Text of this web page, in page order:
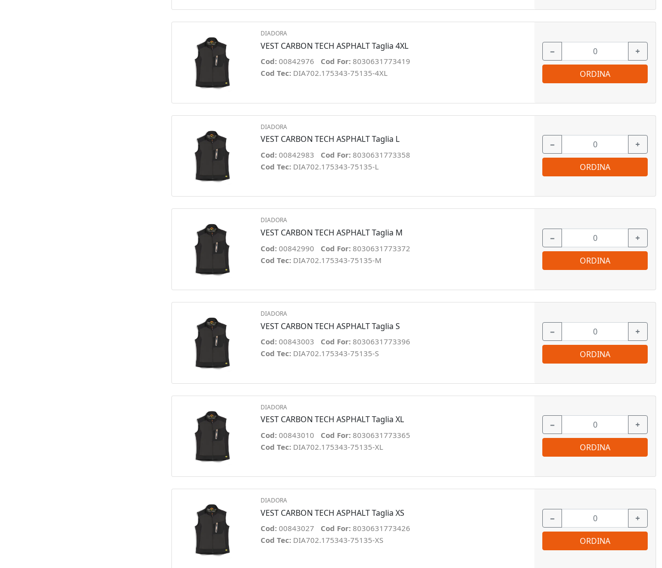
DIADORA
VEST CARBON TECH ASPHALT Taglia 4XL
Cod: 00842976 Cod For: 8030631773419
Cod Tec: DIA702.175343-75135-4XL
− +
ORDINA
DIADORA
VEST CARBON TECH ASPHALT Taglia L
Cod: 00842983 Cod For: 8030631773358
Cod Tec: DIA702.175343-75135-L
− +
ORDINA
DIADORA
VEST CARBON TECH ASPHALT Taglia M
Cod: 00842990 Cod For: 8030631773372
Cod Tec: DIA702.175343-75135-M
− +
ORDINA
DIADORA
VEST CARBON TECH ASPHALT Taglia S
Cod: 00843003 Cod For: 8030631773396
Cod Tec: DIA702.175343-75135-S
− +
ORDINA
DIADORA
VEST CARBON TECH ASPHALT Taglia XL
Cod: 00843010 Cod For: 8030631773365
Cod Tec: DIA702.175343-75135-XL
− +
ORDINA
DIADORA
VEST CARBON TECH ASPHALT Taglia XS
Cod: 00843027 Cod For: 8030631773426
Cod Tec: DIA702.175343-75135-XS
− +
ORDINA